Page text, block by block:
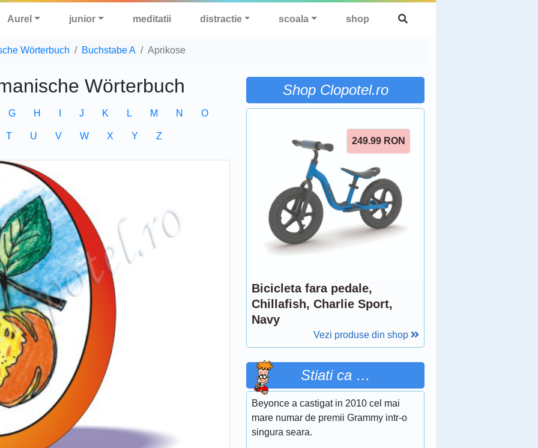
Aurel junior meditatii distractie scoala shop
Wörterbuch Buchstabe A Aprikose
Wörterbuch
G H J K L M N O
T U V W X Y Z
Shop Clopotel.ro
249.99 RON
Bicicleta fara pedale,
Chillafish, Charlie Sport,
Navy
Vezi produse din shop
Stiati ca …
Beyonce a castigat in 2010 cel mai
mare numar de premii Grammy intr-o
singura seara.